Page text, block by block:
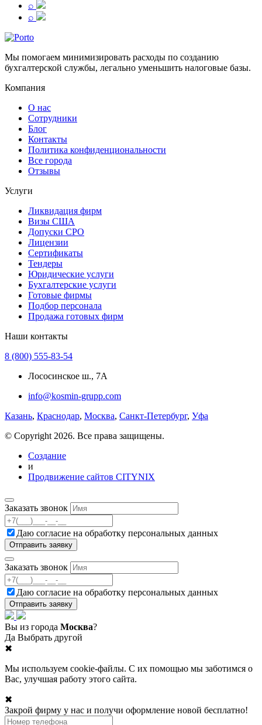
⌕
⌕
Мы помогаем минимизировать расходы по созданию
бухгалтерской службы, легально уменьшить налоговые базы.
Компания
О нас
Сотрудники
Блог
Контакты
Политика конфиденциональности
Все города
Отзывы
Услуги
Ликвидация фирм
Визы США
Допуски СРО
Лицензии
Сертификаты
Тендеры
Юридические услуги
Бухгалтерские услуги
Готовые фирмы
Подбор персонала
Продажа готовых фирм
Наши контакты
8 (800) 555-83-54
Лососинское ш., 7А
info@kosmin-grupp.com
Казань, Краснодар, Москва, Санкт-Петербург, Уфа
© Copyright 2026. Все права защищены.
Создание
и
Продвижение сайтов CITYNIX
Заказать звонок
Даю согласие на обработку персональных данных
Заказать звонок
Даю согласие на обработку персональных данных
Вы из города Москва?
Да Выбрать другой
✖
Мы используем cookie-файлы. С их помощью мы заботимся о
Вас, улучшая работу этого сайта.
✖
Закрой фирму у нас и получи оформление новой бесплатно!